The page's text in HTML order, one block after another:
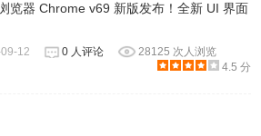
from internal audits, fuzzing and
览器 Chrome v69 新版发布！全新 UI 界面
12 0 人评论
28125 次人浏览
4.5 分